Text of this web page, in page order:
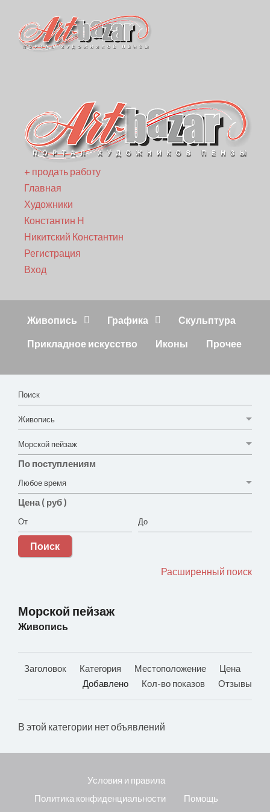
+ продать работу
Главная
Художники
Константин Н
Никитский Константин
Регистрация
Вход
Живопись Графика Скульптура
Прикладное искусство Иконы Прочее
По поступлениям
Цена ( руб )
Поиск
Расширенный поиск
Морской пейзаж
Живопись
Заголовок Категория Местоположение
Цена
Добавлено
Кол-во показов Отзывы
В этой категории нет объявлений
Условия и правила
Политика конфиденциальности
Помощь